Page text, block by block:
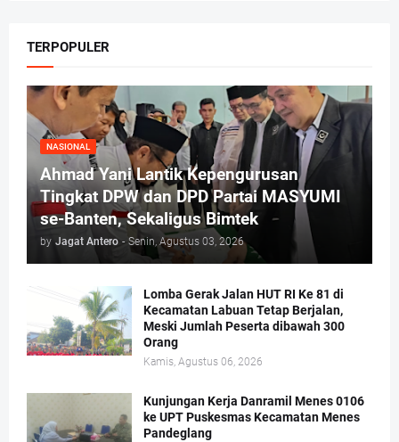
TERPOPULER
NASIONAL
Ahmad Yani Lantik Kepengurusan
Tingkat DPW dan DPD Partai MASYUMI
se-Banten, Sekaligus Bimtek
by Jagat Antero - Senin, Agustus 03, 2026
Lomba Gerak Jalan HUT RI Ke 81 di
Kecamatan Labuan Tetap Berjalan,
Meski Jumlah Peserta dibawah 300
Orang
Kamis, Agustus 06, 2026
Kunjungan Kerja Danramil Menes 0106
ke UPT Puskesmas Kecamatan Menes
Pandeglang